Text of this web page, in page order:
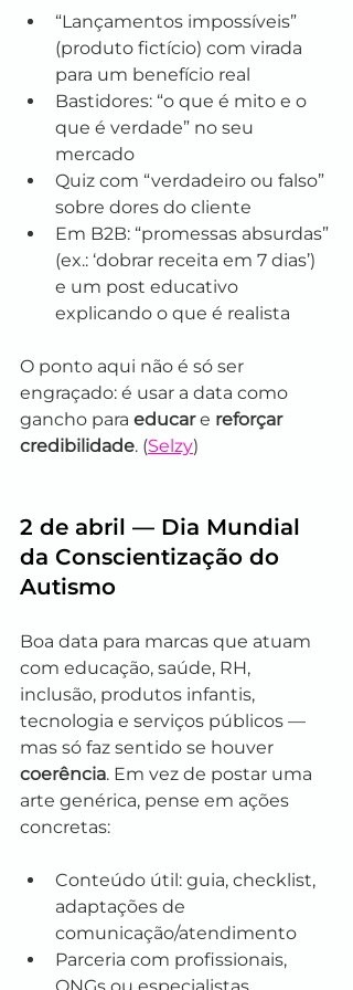
“Lançamentos impossíveis”
(produto fictício) com virada
para um benefício real
Bastidores: “o que é mito e o
que é verdade” no seu
mercado
Quiz com “verdadeiro ou falso”
sobre dores do cliente
Em B2B: “promessas absurdas”
(ex.: ‘dobrar receita em 7 dias’)
e um post educativo
explicando o que é realista
O ponto aqui não é só ser
engraçado: é usar a data como
gancho para educar e reforçar
credibilidade. (Selzy)
2 de abril — Dia Mundial
da Conscientização do
Autismo
Boa data para marcas que atuam
com educação, saúde, RH,
inclusão, produtos infantis,
tecnologia e serviços públicos —
mas só faz sentido se houver
coerência. Em vez de postar uma
arte genérica, pense em ações
concretas:
Conteúdo útil: guia, checklist,
adaptações de
comunicação/atendimento
Parceria com profissionais,